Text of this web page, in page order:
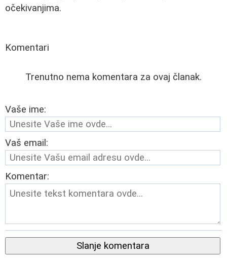
očekivanjima.
Komentari
Trenutno nema komentara za ovaj članak.
Vaše ime:
Vaš email:
Komentar:
Slanje komentara